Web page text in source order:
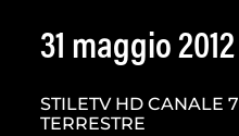
31 maggio 2012
STILETV HD CANALE
TERRESTRE